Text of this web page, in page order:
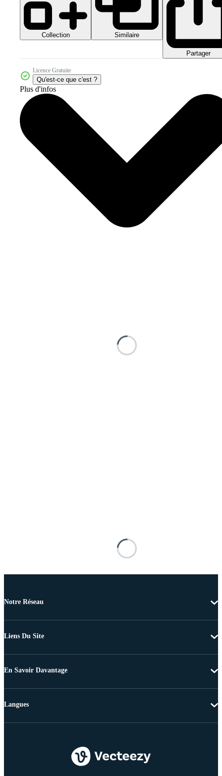
Collection Similaire
Partager
Licence Gratuite
Qu'est-ce que c'est ?
Plus d'infos
Notre Réseau
Liens Du Site
En Savoir Davantage
Langues